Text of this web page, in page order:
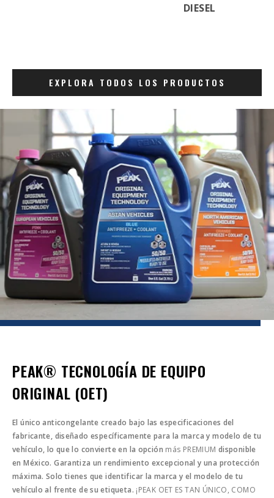
DIESEL
EXPLORA TODOS LOS PRODUCTOS
PEAK® TECNOLOGÍA DE EQUIPO
ORIGINAL (OET)
El único anticongelante creado bajo las especificaciones del
fabricante, diseñado específicamente para la marca y modelo de tu
vehículo, lo que lo convierte en la opción más PREMIUM disponible
en México. Garantiza un rendimiento excepcional y una protección
máxima. Solo tienes que identificar la marca y el modelo de tu
vehículo al frente de su etiqueta. ¡PEAK OET ES TAN ÚNICO, COMO